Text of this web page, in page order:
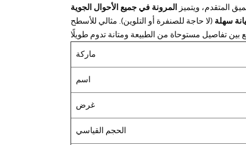
المتقدم، ويتميز
المرونة في جميع الأحوال الجوية
سهلة (لا حاجة للصنفرة أو التلوين). مثالي للأسطح
ماركة
اسم
غرض
الحجم القياسي